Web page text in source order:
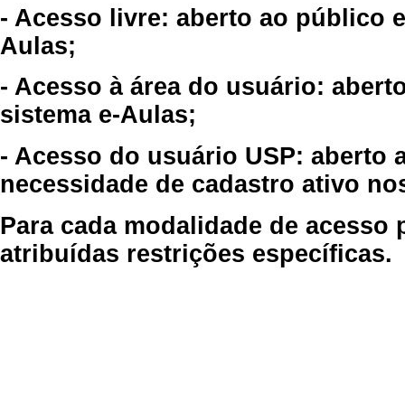
- Acesso livre: aberto ao público
Aulas;
- Acesso à área do usuário:
sistema e-Aulas;
- Acesso do usuário USP: aberto
necessidade de cadastro ativo
Para cada modalidade de
atribuídas restrições específicas.